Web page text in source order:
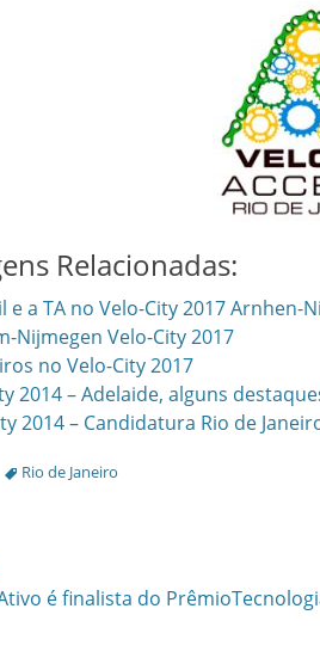
Relacionadas:
e a TA no Velo-City 2017 Arnhen-
Nijmegen Velo-City 2017
no Velo-City 2017
2014 – Adelaide, alguns
2014 – Candidatura Rio de
TagsRio de Janeiro
é finalista do